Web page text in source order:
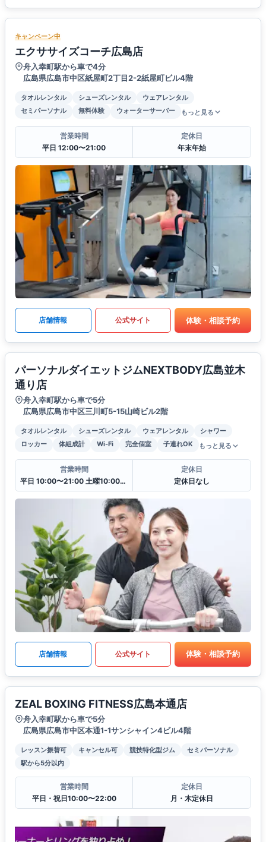
キャンペーン中
エクササイズコーチ広島店
舟入幸町駅から車で4分
広島県広島市中区紙屋町2丁目2-2紙屋町ビル4階
タオルレンタル シューズレンタル
ウェアレンタル
セミパーソナル
無料体験 ウォーターサーバー もっと見る
営業時間
平日 12:00〜21:00
定休日
年末年始
店舗情報 公式サイト 体験・相談予約
パーソナルダイエットジムNEXTBODY広島並木
通り店
舟入幸町駅から車で5分
広島県広島市中区三川町5-15山崎ビル2階
タオルレンタル シューズレンタル ウェアレンタル
シャワー
ロッカー
体組成計 Wi-Fi 完全個室 子連れOK もっと見る
営業時間
平日 10:00〜21:00 土曜10:00〜20:00 日曜10:00〜18:00
定休日
定休日なし
店舗情報 公式サイト 体験・相談予約
ZEAL BOXING FITNESS広島本通店
舟入幸町駅から車で5分
広島県広島市中区本通1-1サンシャイン4ビル4階
レッスン振替可 キャンセル可 競技特化型ジム
セミパーソナル
駅から5分以内
営業時間
平日・祝日10:00〜22:00
定休日
月・木定休日